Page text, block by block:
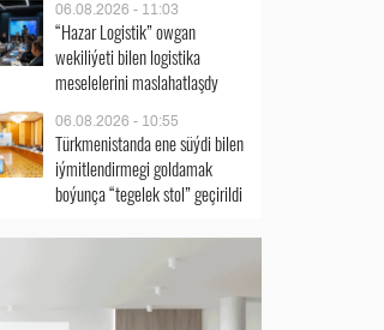
06.08.2026 - 11:03
“Hazar Logistik” owgan
wekiliýeti bilen logistika
meselelerini maslahatlaşdy
06.08.2026 - 10:55
Türkmenistanda ene süýdi bilen
iýmitlendirmegi goldamak
boýunça “tegelek stol” geçirildi